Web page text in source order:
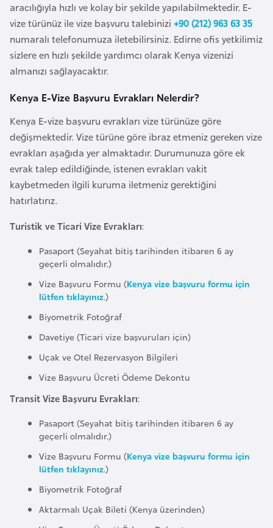
aracılığıyla hızlı ve kolay bir şekilde yapılabilmektedir. E-
vize türünüz ile vize başvuru talebinizi +90 (212) 963 63 35
numaralı telefonumuza iletebilirsiniz. Edirne ofis yetkilimiz
sizlere en hızlı şekilde yardımcı olarak Kenya vizenizi
almanızı sağlayacaktır.
Kenya E-Vize Başvuru Evrakları Nelerdir?
Kenya E-vize başvuru evrakları vize türünüze göre
değişmektedir. Vize türüne göre ibraz etmeniz gereken vize
evrakları aşağıda yer almaktadır. Durumunuza göre ek
evrak talep edildiğinde, istenen evrakları vakit
kaybetmeden ilgili kuruma iletmeniz gerektiğini
hatırlatırız.
Turistik ve Ticari Vize Evrakları:
Pasaport (Seyahat bitiş tarihinden itibaren 6 ay
geçerli olmalıdır.)
Vize Başvuru Formu (Kenya vize başvuru formu için
lütfen tıklayınız.)
Biyometrik Fotoğraf
Davetiye (Ticari vize başvuruları için)
Uçak ve Otel Rezervasyon Bilgileri
Vize Başvuru Ücreti Ödeme Dekontu
Transit Vize Başvuru Evrakları:
Pasaport (Seyahat bitiş tarihinden itibaren 6 ay
geçerli olmalıdır.)
Vize Başvuru Formu (Kenya vize başvuru formu için
lütfen tıklayınız.)
Biyometrik Fotoğraf
Aktarmalı Uçak Bileti (Kenya üzerinden)
F
a
s
o
Ç
d
Ç
e
k
C
u
C